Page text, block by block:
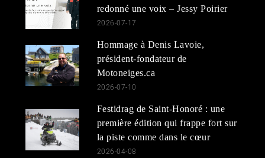
redonné une voix – Jessy Poirier
2026-07-17
Hommage à Denis Lavoie,
président-fondateur de
Motoneiges.ca
2026-07-10
Festidrag de Saint-Honoré : une
première édition qui frappe fort sur
la piste comme dans le cœur
2026-04-08